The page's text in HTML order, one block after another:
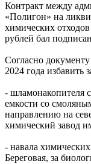
Контракт между
«Полигон» на
химических
рублей бал
Согласно
2024 года избавить
- шламонакопителя
емкости со
направлению на
химический завод
- навала
Береговая, за